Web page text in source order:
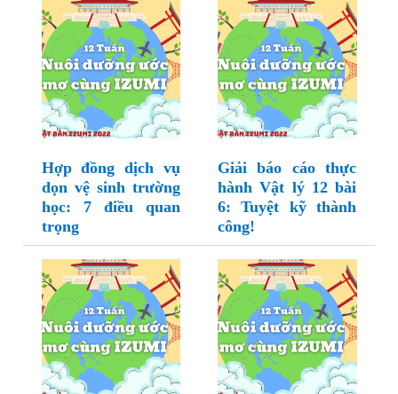
Hợp đồng dịch vụ
dọn vệ sinh trường
học: 7 điều quan
trọng
Giải báo cáo thực
hành Vật lý 12 bài
6: Tuyệt kỹ thành
công!